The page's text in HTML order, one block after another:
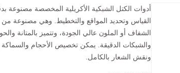
أدوات الكتل الشبكية الأكريلية المخصصة مصنوعة
القياس وتحديد المواقع والتخطيط. وهي مصنوعة من
الشفاف أو الملون عالي الجودة، وتتميز بالمتانة
والشبكات الدقيقة. يمكن تخصيص الأحجام والسماكة
ونقش الشعار بالكامل.